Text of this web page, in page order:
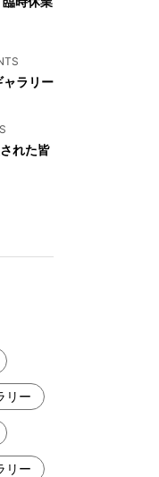
して
ラリー
れた皆
リー
リー